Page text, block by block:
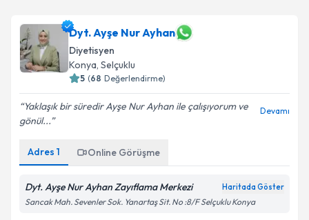
Dyt. Ayşe Nur Ayhan
Diyetisyen
Konya, Selçuklu
5 (68 Değerlendirme)
Yaklaşık bir süredir Ayşe Nur Ayhan ile çalışıyorum ve
gönül...
Devamı
Adres 1 Online Görüşme
Dyt. Ayşe Nur Ayhan Zayıflama Merkezi Haritada Göster
Sancak Mah. Sevenler Sok. Yanartaş Sit. No :8/F Selçuklu Konya